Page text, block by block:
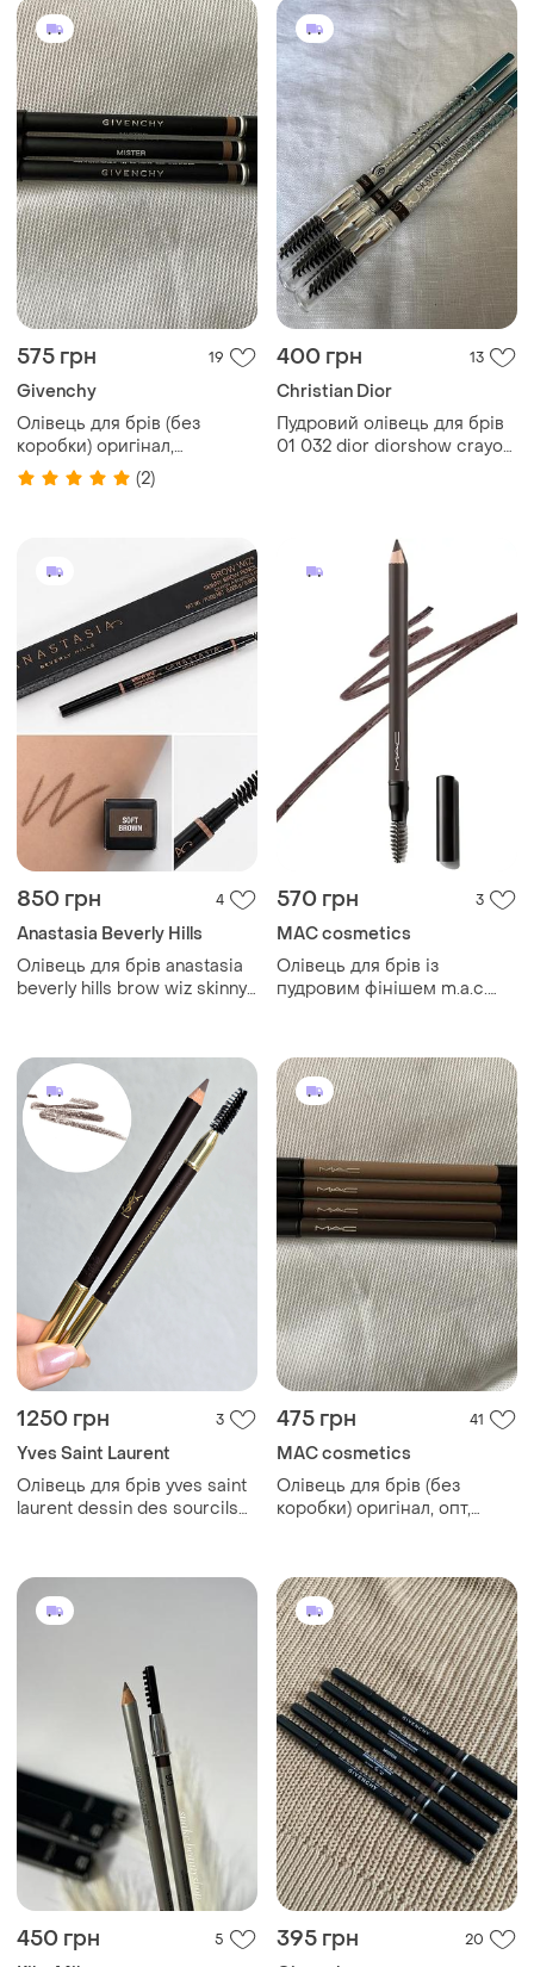
575 грн 19
Givenchy
Олівець для брів (без
коробки) оригінал,
дропшипінг (вартість за
домовленістю)
(2)
400 грн 13
Christian Dior
Пудровий олівець для брів
01 032 dior diorshow crayon
850 грн 4
Anastasia Beverly Hills
Олівець для брів anastasia
beverly hills brow wiz skinny
ідеальні брови
570 грн 3
MAC cosmetics
Олівець для брів із
пудровим фінішем m.a.c.
1250 грн 3
Yves Saint Laurent
Олівець для брів yves saint
laurent dessin des sourcils
475 грн 41
MAC cosmetics
Олівець для брів (без
коробки) оригінал, опт,
450 грн 5 395 грн 20